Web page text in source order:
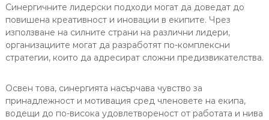
Синергичните лидерски подходи могат да доведат до
повишена креативност и иновации в екипите. Чрез
използване на силните страни на различни лидери,
организациите могат да разработят по-комплексни
стратегии, които да адресират сложни предизвикателства.
Освен това, синергията насърчава чувство за
принадлежност и мотивация сред членовете на екипа,
водещи до по-висока удовлетвореност от работата и нива